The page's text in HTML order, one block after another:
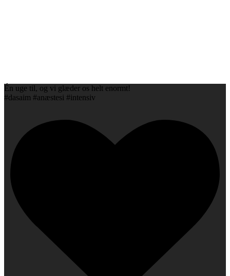
Én uge til, og vi glæder os helt enormt!
#dasaim #anæstesi #intensiv